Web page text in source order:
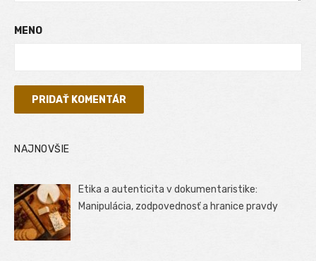
MENO
NAJNOVŠIE
Etika a autenticita v dokumentaristike:
Manipulácia, zodpovednosť a hranice pravdy